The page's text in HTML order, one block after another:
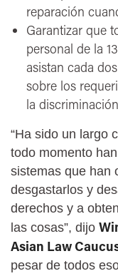
reparación
Garantizar que
personal de la
asistan cada
sobre los
la
“Ha sido un largo
todo momento
sistemas que han
desgastarlos y
derechos y a
las cosas”, dijo
Asian Law
pesar de todos